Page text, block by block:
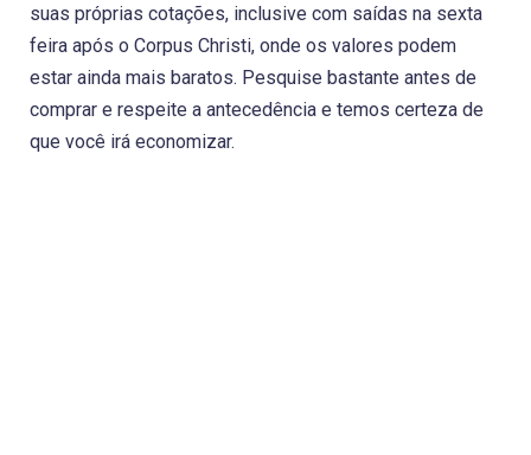
suas próprias cotações, inclusive com saídas na sexta
feira após o Corpus Christi, onde os valores podem
estar ainda mais baratos. Pesquise bastante antes de
comprar e respeite a antecedência e temos certeza de
que você irá economizar.